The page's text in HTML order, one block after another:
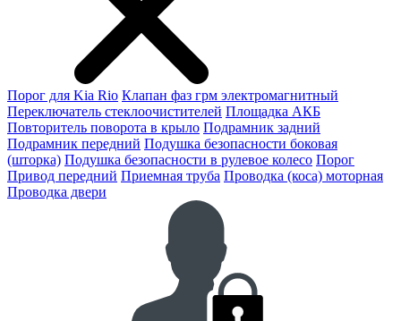
Порог для Kia Rio Клапан фаз грм электромагнитный
Переключатель стеклоочистителей Площадка АКБ
Повторитель поворота в крыло Подрамник задний
Подрамник передний Подушка безопасности боковая
(шторка) Подушка безопасности в рулевое колесо Порог
Привод передний Приемная труба Проводка (коса) моторная
Проводка двери